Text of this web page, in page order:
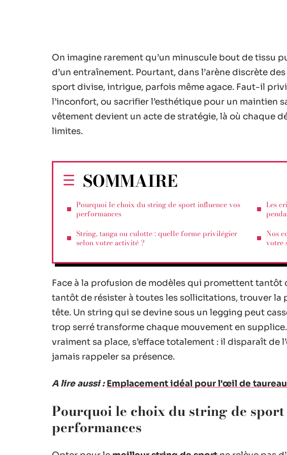
On imagine rarement qu’un minuscule bout de tissu
d’un entraînement. Pourtant, dans l’arène discrète
sport divise, intrigue, parfois même agace. Faut-il
l’inconfort, ou sacrifier l’esthétique pour un maintien
vêtement devient un acte de stratégie, là où chaque
limites.
SOMMAIRE
Pourquoi le choix du string de sport influence vos
performances
String, tanga ou culotte : quelle forme privilégier
selon votre activité ?
Les
Nos
votre
Face à la profusion de modèles qui promettent tantôt
tantôt de résister à toutes les sollicitations, trouver la
tête. Un string qui se devine sous un legging peut
trop serré transforme chaque mouvement en
vraiment sa place, s’efface totalement : il disparaît de
jamais rappeler sa présence.
A lire aussi : Emplacement idéal pour l'œil de
Pourquoi le choix du string de sport
performances